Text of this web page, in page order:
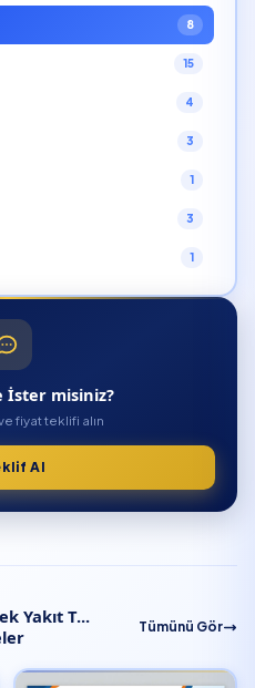
8
15
4
3
1
3
1
1
İster misiniz?
fiyat teklifi alın
Al
Yakıt T...
Tümünü Gör